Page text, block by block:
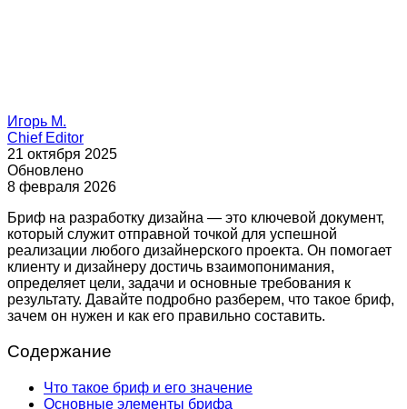
Игорь М.
Chief Editor
21 октября 2025
Обновлено
8 февраля 2026
Бриф на разработку дизайна — это ключевой документ,
который служит отправной точкой для успешной
реализации любого дизайнерского проекта. Он помогает
клиенту и дизайнеру достичь взаимопонимания,
определяет цели, задачи и основные требования к
результату. Давайте подробно разберем, что такое бриф,
зачем он нужен и как его правильно составить.
Содержание
Что такое бриф и его значение
Основные элементы брифа